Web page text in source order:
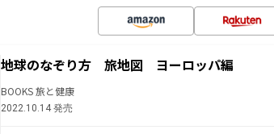
地球のなぞり方 旅地図 ヨーロッパ編
BOOKS 旅と健康
2022.10.14 発売